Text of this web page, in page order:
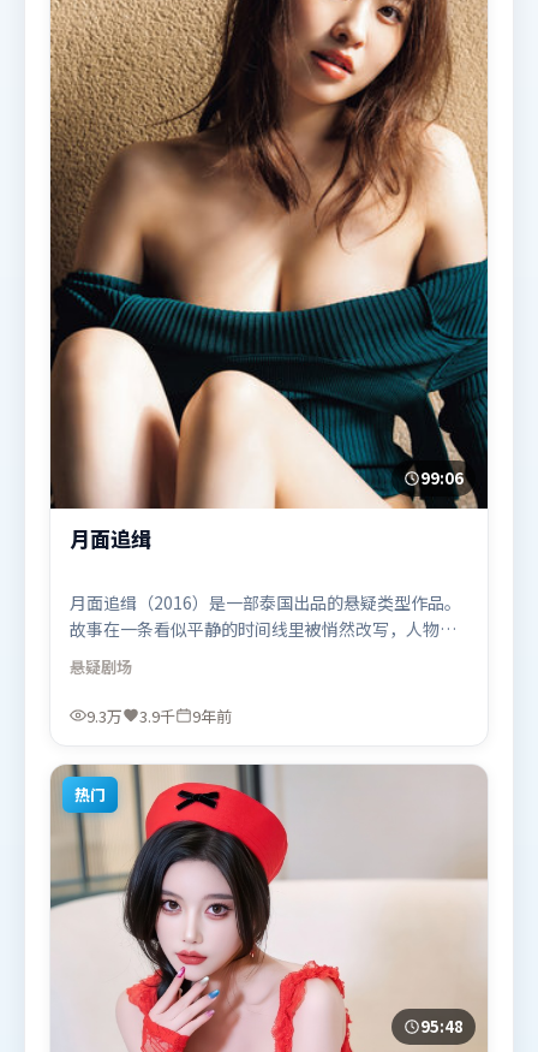
99:06
月面追缉
月面追缉（2016）是一部泰国出品的悬疑类型作品。
故事在一条看似平静的时间线里被悄然改写，人物被
迫直面过去与现在的撕裂。群像刻画各有弧光，配角
亦承担叙事推进功能。由乌尔善执导，弗洛伦丝·皮
尤、迪皮卡·帕度柯妮、提莫西·查拉米，秦海璐等
区首映上线，适合喜欢悬疑题材的观众观看。
悬疑剧场
9.3万 3.9千 9年前
热门
95:48